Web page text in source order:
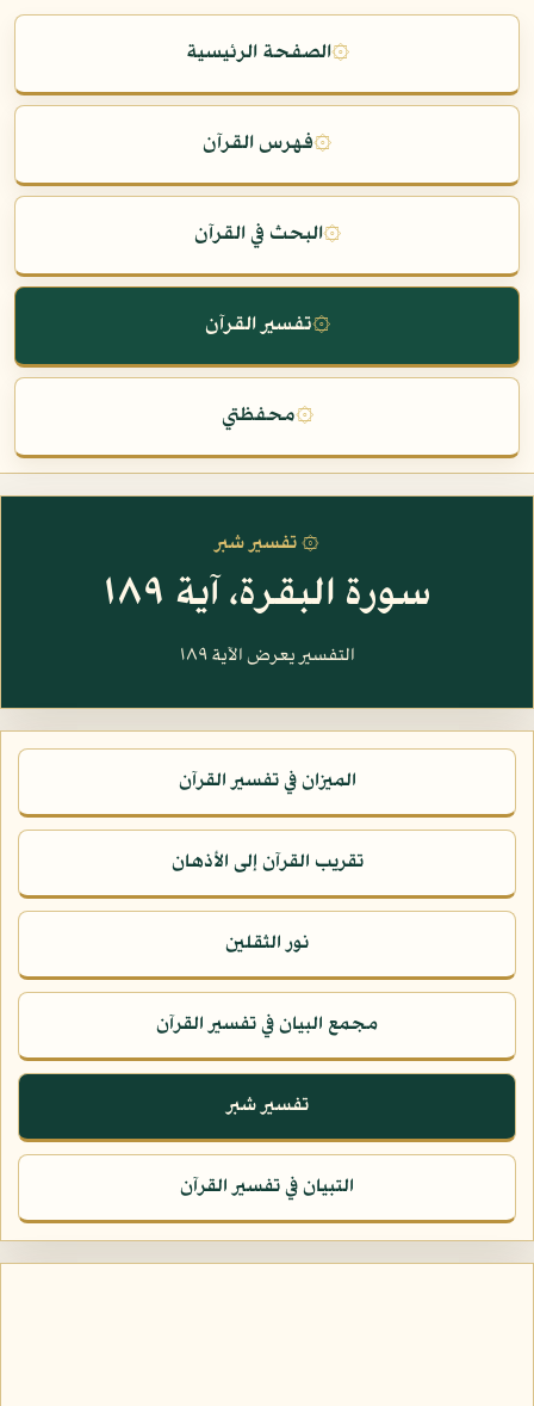
۞الصفحة الرئيسية
۞فهرس القرآن
۞البحث في القرآن
۞تفسير القرآن
۞محفظتي
۞ تفسير شبر
سورة البقرة، آية ١٨٩
التفسير يعرض الآية ١٨٩
الميزان في تفسير القرآن
تقريب القرآن إلى الأذهان
نور الثقلين
مجمع البيان في تفسير القرآن
تفسير شبر
التبيان في تفسير القرآن